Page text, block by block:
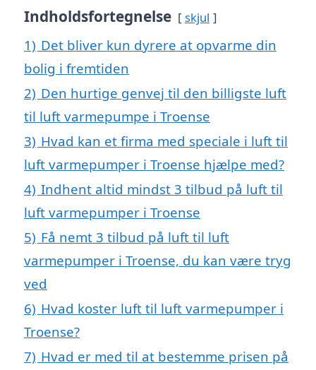
Indholdsfortegnelse skjul
1) Det bliver kun dyrere at opvarme din
bolig i fremtiden
2) Den hurtige genvej til den billigste luft
til luft varmepumpe i Troense
3) Hvad kan et firma med speciale i luft til
luft varmepumper i Troense hjælpe med?
4) Indhent altid mindst 3 tilbud på luft til
luft varmepumper i Troense
5) Få nemt 3 tilbud på luft til luft
varmepumper i Troense, du kan være tryg
ved
6) Hvad koster luft til luft varmepumper i
Troense?
7) Hvad er med til at bestemme prisen på